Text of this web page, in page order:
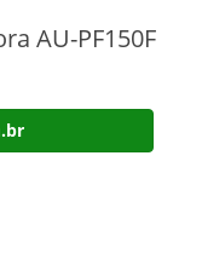
AU-PF150F